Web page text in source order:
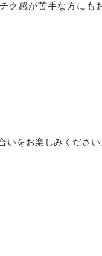
ク感が苦手な方にも
をお楽しみください